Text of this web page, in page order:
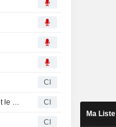
CI
Anglo American plc fournit des prévisions de production pour Quellaveco et le Chili pour l'année 2022 CI
CI
Ma Liste